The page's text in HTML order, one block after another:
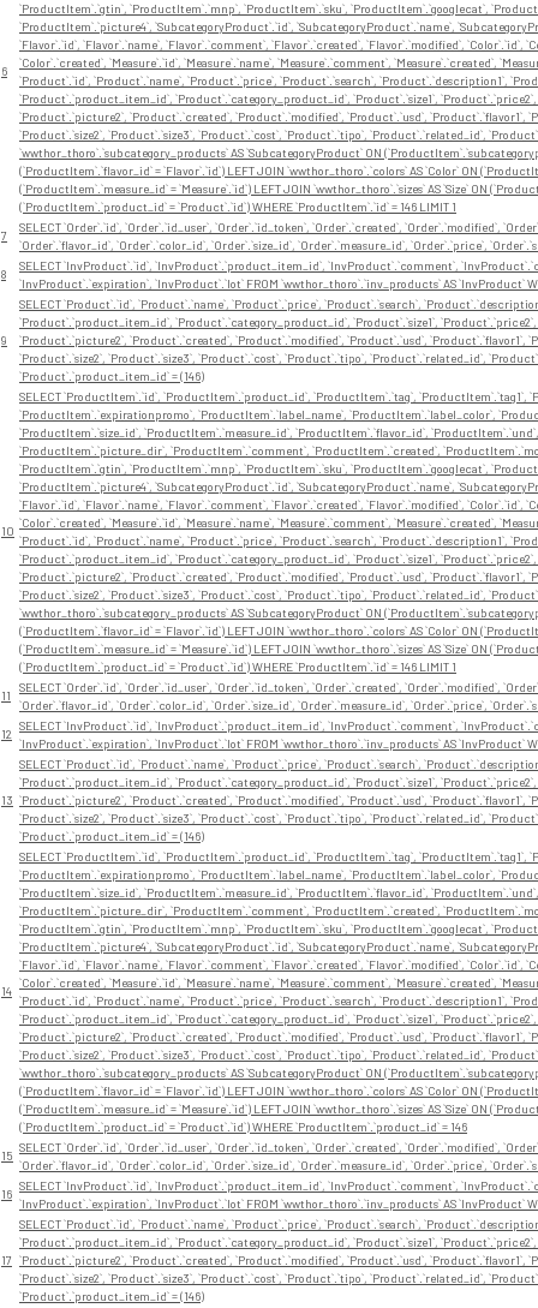
6
`ProductItem`.`gtin`, `ProductItem`.`mnp`, `ProductItem`.`sku`, `ProductItem`.`googlecat`,
`ProductItem`.`picture4`, `SubcategoryProduct`.`id`, `SubcategoryProduct`.`name`,
`Flavor`.`id`, `Flavor`.`name`, `Flavor`.`comment`, `Flavor`.`created`, `Flavor`.`modified`,
`Color`.`created`, `Measure`.`id`, `Measure`.`name`, `Measure`.`comment`, `Measure`.`created`,
`Product`.`id`, `Product`.`name`, `Product`.`price`, `Product`.`search`, `Product`.`description1`,
`Product`.`product_item_id`, `Product`.`category_product_id`, `Product`.`size1`,
`Product`.`picture2`, `Product`.`created`, `Product`.`modified`, `Product`.`usd`, `Product`.`flavor1`,
`Product`.`size2`, `Product`.`size3`, `Product`.`cost`, `Product`.`tipo`, `Product`.`related_id`,
`wwthor_thoro`.`subcategory_products` AS `SubcategoryProduct` ON
(`ProductItem`.`flavor_id` = `Flavor`.`id`) LEFT JOIN `wwthor_thoro`.`colors` AS `Color` ON
(`ProductItem`.`measure_id` = `Measure`.`id`) LEFT JOIN `wwthor_thoro`.`sizes` AS `Size` ON
(`ProductItem`.`product_id` = `Product`.`id`) WHERE `ProductItem`.`id` = 146 LIMIT 1
7
SELECT `Order`.`id`, `Order`.`id_user`, `Order`.`id_token`, `Order`.`created`, `Order`.`modified`,
`Order`.`flavor_id`, `Order`.`color_id`, `Order`.`size_id`, `Order`.`measure_id`, `Order`.`price`,
8
SELECT `InvProduct`.`id`, `InvProduct`.`product_item_id`, `InvProduct`.`comment`,
`InvProduct`.`expiration`, `InvProduct`.`lot` FROM `wwthor_thoro`.`inv_products` AS `InvProduct`
9
SELECT `Product`.`id`, `Product`.`name`, `Product`.`price`, `Product`.`search`,
`Product`.`product_item_id`, `Product`.`category_product_id`, `Product`.`size1`,
`Product`.`picture2`, `Product`.`created`, `Product`.`modified`, `Product`.`usd`, `Product`.`flavor1`,
`Product`.`size2`, `Product`.`size3`, `Product`.`cost`, `Product`.`tipo`, `Product`.`related_id`,
`Product`.`product_item_id` = (146)
10
SELECT `ProductItem`.`id`, `ProductItem`.`product_id`, `ProductItem`.`tag`, `ProductItem`.`tag1`,
`ProductItem`.`expirationpromo`, `ProductItem`.`label_name`, `ProductItem`.`label_color`,
`ProductItem`.`size_id`, `ProductItem`.`measure_id`, `ProductItem`.`flavor_id`,
`ProductItem`.`picture_dir`, `ProductItem`.`comment`, `ProductItem`.`created`,
`ProductItem`.`gtin`, `ProductItem`.`mnp`, `ProductItem`.`sku`, `ProductItem`.`googlecat`,
`ProductItem`.`picture4`, `SubcategoryProduct`.`id`, `SubcategoryProduct`.`name`,
`Flavor`.`id`, `Flavor`.`name`, `Flavor`.`comment`, `Flavor`.`created`, `Flavor`.`modified`,
`Color`.`created`, `Measure`.`id`, `Measure`.`name`, `Measure`.`comment`, `Measure`.`created`,
`Product`.`id`, `Product`.`name`, `Product`.`price`, `Product`.`search`, `Product`.`description1`,
`Product`.`product_item_id`, `Product`.`category_product_id`, `Product`.`size1`,
`Product`.`picture2`, `Product`.`created`, `Product`.`modified`, `Product`.`usd`, `Product`.`flavor1`,
`Product`.`size2`, `Product`.`size3`, `Product`.`cost`, `Product`.`tipo`, `Product`.`related_id`,
`wwthor_thoro`.`subcategory_products` AS `SubcategoryProduct` ON
(`ProductItem`.`flavor_id` = `Flavor`.`id`) LEFT JOIN `wwthor_thoro`.`colors` AS `Color` ON
(`ProductItem`.`measure_id` = `Measure`.`id`) LEFT JOIN `wwthor_thoro`.`sizes` AS `Size` ON
(`ProductItem`.`product_id` = `Product`.`id`) WHERE `ProductItem`.`id` = 146 LIMIT 1
11
SELECT `Order`.`id`, `Order`.`id_user`, `Order`.`id_token`, `Order`.`created`, `Order`.`modified`,
`Order`.`flavor_id`, `Order`.`color_id`, `Order`.`size_id`, `Order`.`measure_id`, `Order`.`price`,
12
SELECT `InvProduct`.`id`, `InvProduct`.`product_item_id`, `InvProduct`.`comment`,
`InvProduct`.`expiration`, `InvProduct`.`lot` FROM `wwthor_thoro`.`inv_products` AS `InvProduct`
13
SELECT `Product`.`id`, `Product`.`name`, `Product`.`price`, `Product`.`search`,
`Product`.`product_item_id`, `Product`.`category_product_id`, `Product`.`size1`,
`Product`.`picture2`, `Product`.`created`, `Product`.`modified`, `Product`.`usd`, `Product`.`flavor1`,
`Product`.`size2`, `Product`.`size3`, `Product`.`cost`, `Product`.`tipo`, `Product`.`related_id`,
`Product`.`product_item_id` = (146)
14
SELECT `ProductItem`.`id`, `ProductItem`.`product_id`, `ProductItem`.`tag`, `ProductItem`.`tag1`,
`ProductItem`.`expirationpromo`, `ProductItem`.`label_name`, `ProductItem`.`label_color`,
`ProductItem`.`size_id`, `ProductItem`.`measure_id`, `ProductItem`.`flavor_id`,
`ProductItem`.`picture_dir`, `ProductItem`.`comment`, `ProductItem`.`created`,
`ProductItem`.`gtin`, `ProductItem`.`mnp`, `ProductItem`.`sku`, `ProductItem`.`googlecat`,
`ProductItem`.`picture4`, `SubcategoryProduct`.`id`, `SubcategoryProduct`.`name`,
`Flavor`.`id`, `Flavor`.`name`, `Flavor`.`comment`, `Flavor`.`created`, `Flavor`.`modified`,
`Color`.`created`, `Measure`.`id`, `Measure`.`name`, `Measure`.`comment`, `Measure`.`created`,
`Product`.`id`, `Product`.`name`, `Product`.`price`, `Product`.`search`, `Product`.`description1`,
`Product`.`product_item_id`, `Product`.`category_product_id`, `Product`.`size1`,
`Product`.`picture2`, `Product`.`created`, `Product`.`modified`, `Product`.`usd`, `Product`.`flavor1`,
`Product`.`size2`, `Product`.`size3`, `Product`.`cost`, `Product`.`tipo`, `Product`.`related_id`,
`wwthor_thoro`.`subcategory_products` AS `SubcategoryProduct` ON
(`ProductItem`.`flavor_id` = `Flavor`.`id`) LEFT JOIN `wwthor_thoro`.`colors` AS `Color` ON
(`ProductItem`.`measure_id` = `Measure`.`id`) LEFT JOIN `wwthor_thoro`.`sizes` AS `Size` ON
(`ProductItem`.`product_id` = `Product`.`id`) WHERE `ProductItem`.`product_id` = 146
15
SELECT `Order`.`id`, `Order`.`id_user`, `Order`.`id_token`, `Order`.`created`, `Order`.`modified`,
`Order`.`flavor_id`, `Order`.`color_id`, `Order`.`size_id`, `Order`.`measure_id`, `Order`.`price`,
16
SELECT `InvProduct`.`id`, `InvProduct`.`product_item_id`, `InvProduct`.`comment`,
`InvProduct`.`expiration`, `InvProduct`.`lot` FROM `wwthor_thoro`.`inv_products` AS `InvProduct`
17
SELECT `Product`.`id`, `Product`.`name`, `Product`.`price`, `Product`.`search`,
`Product`.`product_item_id`, `Product`.`category_product_id`, `Product`.`size1`,
`Product`.`picture2`, `Product`.`created`, `Product`.`modified`, `Product`.`usd`, `Product`.`flavor1`,
`Product`.`size2`, `Product`.`size3`, `Product`.`cost`, `Product`.`tipo`, `Product`.`related_id`,
`Product`.`product_item_id` = (146)